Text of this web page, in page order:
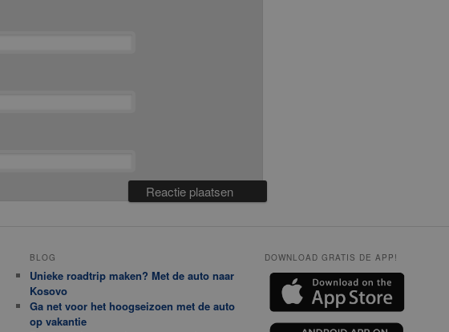
BLOG
Unieke roadtrip maken? Met de auto naar
Kosovo
Ga net voor het hoogseizoen met de auto
op vakantie
DOWNLOAD GRATIS DE APP!